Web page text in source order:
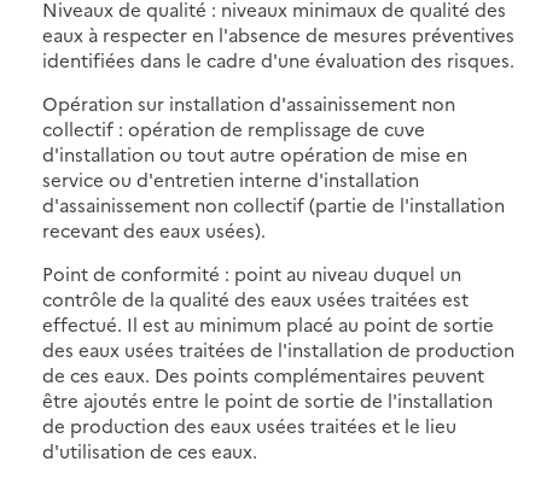
Niveaux de qualité : niveaux minimaux de qualité des
eaux à respecter en l'absence de mesures préventives
identifiées dans le cadre d'une évaluation des risques.
Opération sur installation d'assainissement non
collectif : opération de remplissage de cuve
d'installation ou tout autre opération de mise en
service ou d'entretien interne d'installation
d'assainissement non collectif (partie de l'installation
recevant des eaux usées).
Point de conformité : point au niveau duquel un
contrôle de la qualité des eaux usées traitées est
effectué. Il est au minimum placé au point de sortie
des eaux usées traitées de l'installation de production
de ces eaux. Des points complémentaires peuvent
être ajoutés entre le point de sortie de l'installation
de production des eaux usées traitées et le lieu
d'utilisation de ces eaux.